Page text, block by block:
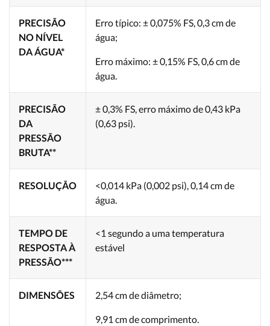
PRECISÃO
NO NÍVEL
DA ÁGUA*
Erro típico: ± 0,075% FS, 0,3 cm de
água;
Erro máximo: ± 0,15% FS, 0,6 cm de
água.
PRECISÃO
DA
PRESSÃO
BRUTA**
± 0,3% FS, erro máximo de 0,43 kPa
(0,63 psi).
RESOLUÇÃO
<0,014 kPa (0,002 psi), 0,14 cm de
água.
TEMPO DE
RESPOSTA À
PRESSÃO***
<1 segundo a uma temperatura
estável
DIMENSÕES 2,54 cm de diâmetro;
9,91 cm de comprimento.